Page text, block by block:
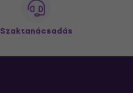
Szaktanácsadás